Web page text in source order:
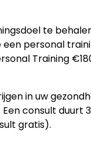
te
personal
Training
in uw
Een consult duurt
gratis).